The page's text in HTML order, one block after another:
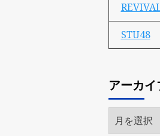
STU48
アーカイ
ア
ー